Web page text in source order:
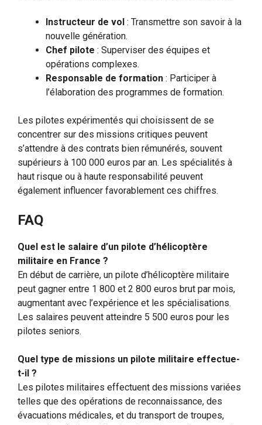
Instructeur de vol : Transmettre son savoir à la
nouvelle génération.
Chef pilote : Superviser des équipes et
opérations complexes.
Responsable de formation : Participer à
l’élaboration des programmes de formation.
Les pilotes expérimentés qui choisissent de se
concentrer sur des missions critiques peuvent
s’attendre à des contrats bien rémunérés, souvent
supérieurs à 100 000 euros par an. Les spécialités à
haut risque ou à haute responsabilité peuvent
également influencer favorablement ces chiffres.
FAQ
Quel est le salaire d’un pilote d’hélicoptère
militaire en France ?
En début de carrière, un pilote d’hélicoptère militaire
peut gagner entre 1 800 et 2 800 euros brut par mois,
augmentant avec l’expérience et les spécialisations.
Les salaires peuvent atteindre 5 500 euros pour les
pilotes seniors.
Quel type de missions un pilote militaire effectue-
t-il ?
Les pilotes militaires effectuent des missions variées
telles que des opérations de reconnaissance, des
évacuations médicales, et du transport de troupes,